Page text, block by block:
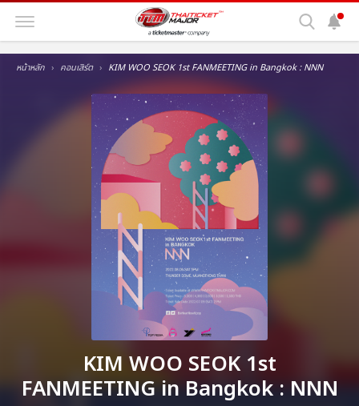
หน้าหลัก คอนเสิร์ต KIM WOO SEOK 1st FANMEETING in Bangkok : NNN
KIM WOO SEOK 1st
FANMEETING in Bangkok : NNN